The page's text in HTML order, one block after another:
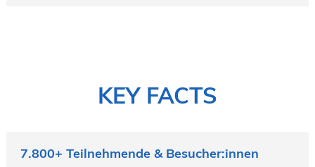
KEY FACTS
7.800+ Teilnehmende & Besucher:innen